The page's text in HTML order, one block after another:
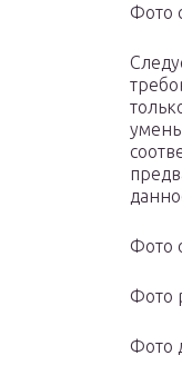
Фото
Фото
Фото
Фото